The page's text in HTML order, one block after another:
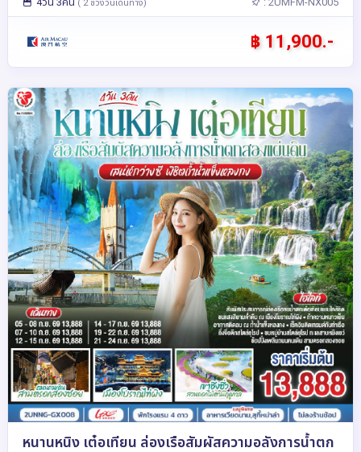
( 2 ช่วงวันเดินทาง)
฿ 11,900.-
หนานหนิง เต๋อเทียน ล่องเรือสัมผัสความอลังการน้ำตก